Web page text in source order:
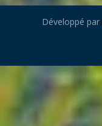
Développé par